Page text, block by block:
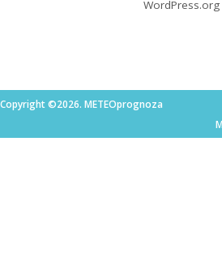
WordPress.org
Copyright ©2026. METEOprognoza